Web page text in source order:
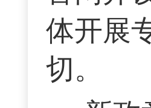
体开展
切。